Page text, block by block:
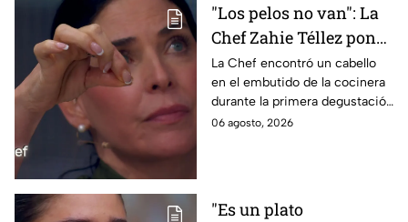
"Los pelos no van": La
Chef Zahie Téllez pone
en evidencia a Carmen
en la gala de mandiles
negros de MasterChef
24/7
La Chef encontró un cabello
en el embutido de la cocinera
durante la primera degustación
de la noche
06 agosto, 2026
"Es un plato